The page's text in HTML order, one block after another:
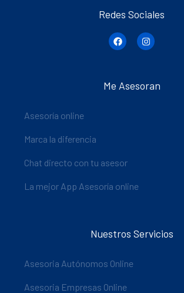
Redes Sociales
Me Asesoran
Asesoría online
Marca la diferencia
Chat directo con tu asesor
La mejor App Asesoría online
Nuestros Servicios
Asesoria Autónomos Online
Asesoria Empresas Online